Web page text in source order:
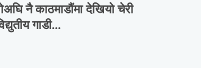
नै काठमाडौंमा देखियो चेरी
गाडी...